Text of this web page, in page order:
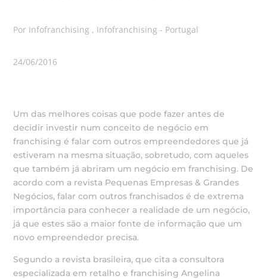
Por Infofranchising , Infofranchising - Portugal
24/06/2016
Um das melhores coisas que pode fazer antes de
decidir investir num conceito de negócio em
franchising é falar com outros empreendedores que já
estiveram na mesma situação, sobretudo, com aqueles
que também já abriram um negócio em franchising. De
acordo com a revista Pequenas Empresas & Grandes
Negócios, falar com outros franchisados é de extrema
importância para conhecer a realidade de um negócio,
já que estes são a maior fonte de informação que um
novo empreendedor precisa.
Segundo a revista brasileira, que cita a consultora
especializada em retalho e franchising Angelina